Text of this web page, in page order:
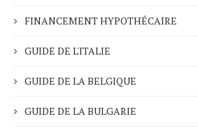
FINANCEMENT HYPOTHÉCAIRE
GUIDE DE L'ITALIE
GUIDE DE LA BELGIQUE
GUIDE DE LA BULGARIE